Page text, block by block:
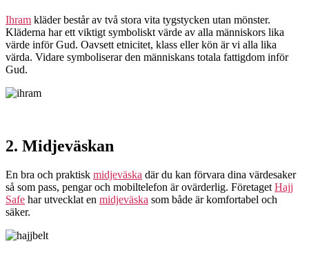
Ihram kläder består av två stora vita tygstycken utan mönster.
Kläderna har ett viktigt symboliskt värde av alla människors lika
värde inför Gud. Oavsett etnicitet, klass eller kön är vi alla lika
värda. Vidare symboliserar den människans totala fattigdom inför
Gud.
2. Midjeväskan
En bra och praktisk midjeväska där du kan förvara dina värdesaker
så som pass, pengar och mobiltelefon är ovärderlig. FöretagetHajj
Safe har utvecklat en midjeväska som både är komfortabel och
säker.